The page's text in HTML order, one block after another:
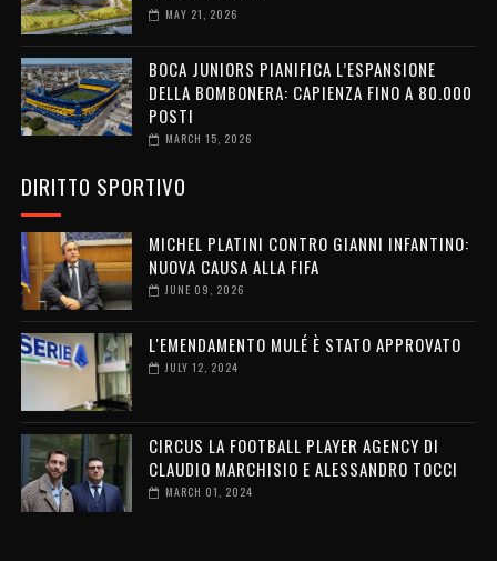
MAY 21, 2026
BOCA JUNIORS PIANIFICA L’ESPANSIONE
DELLA BOMBONERA: CAPIENZA FINO A 80.000
POSTI
MARCH 15, 2026
DIRITTO SPORTIVO
MICHEL PLATINI CONTRO GIANNI INFANTINO:
NUOVA CAUSA ALLA FIFA
JUNE 09, 2026
L'EMENDAMENTO MULÉ È STATO APPROVATO
JULY 12, 2024
CIRCUS LA FOOTBALL PLAYER AGENCY DI
CLAUDIO MARCHISIO E ALESSANDRO TOCCI
MARCH 01, 2024